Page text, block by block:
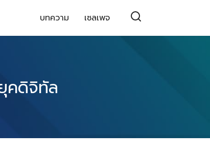
บทความ เซลเพจ
คดิจิทัล